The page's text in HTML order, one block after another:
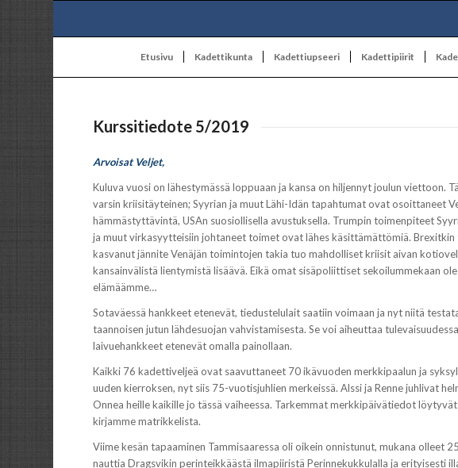
Etusivu Kadettikunta Kadettiupseeri Kadettipiirit
Kurssitiedote 5/2019
Arvoisat Veljet,
Kuluva vuosi on lähestymässä loppuaan ja kansa on hiljennyt joulun viettoon.
varsin kriisitäyteinen; Syyrian ja muut Lähi-Idän tapahtumat ovat osoittaneet
hämmästyttävintä, USAn suosiollisella avustuksella. Trumpin toimenpiteet
ja muut virkasyytteisiin johtaneet toimet ovat lähes käsittämättömiä.
kasvanut jännite Venäjän toimintojen takia tuo mahdolliset kriisit aivan
kansainvälistä lientymistä lisäävä. Eikä omat sisäpoliittiset sekoilummekaan
elämäämme…
Sotaväessä hankkeet etenevät, tiedustelulait saatiin voimaan ja nyt niitä
taannoisen jutun lähdesuojan vahvistamisesta. Se voi aiheuttaa
laivuehankkeet etenevät omalla painollaan.
Kaikki 76 kadettiveljeä ovat saavuttaneet 70 ikävuoden merkkipaalun ja
uuden kierroksen, nyt siis 75-vuotisjuhlien merkeissä. Alssi ja Renne juhlivat
Onnea heille kaikille jo tässä vaiheessa. Tarkemmat merkkipäivätiedot
kirjamme matrikkelista.
Viime kesän tapaaminen Tammisaaressa oli oikein onnistunut, mukana olleet
nauttia Dragsvikin perinteikkäästä ilmapiiristä Perinnekukkulalla ja erityisesti